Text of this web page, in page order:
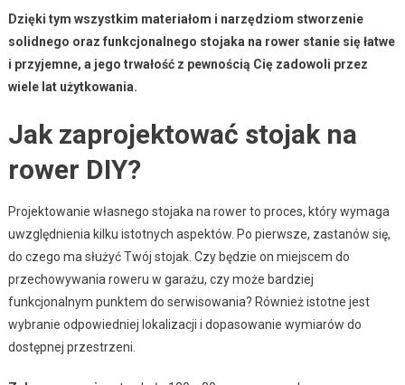
Dzięki tym wszystkim materiałom i narzędziom stworzenie
solidnego oraz funkcjonalnego stojaka na rower stanie się łatwe
i przyjemne, a jego trwałość z pewnością Cię zadowoli przez
wiele lat użytkowania.
Jak zaprojektować stojak na
rower DIY?
Projektowanie własnego stojaka na rower to proces, który wymaga
uwzględnienia kilku istotnych aspektów. Po pierwsze, zastanów się,
do czego ma służyć Twój stojak. Czy będzie on miejscem do
przechowywania roweru w garażu, czy może bardziej
funkcjonalnym punktem do serwisowania? Również istotne jest
wybranie odpowiedniej lokalizacji i dopasowanie wymiarów do
dostępnej przestrzeni.